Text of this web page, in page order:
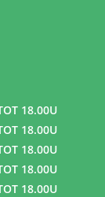
18.00U
18.00U
18.00U
18.00U
18.00U